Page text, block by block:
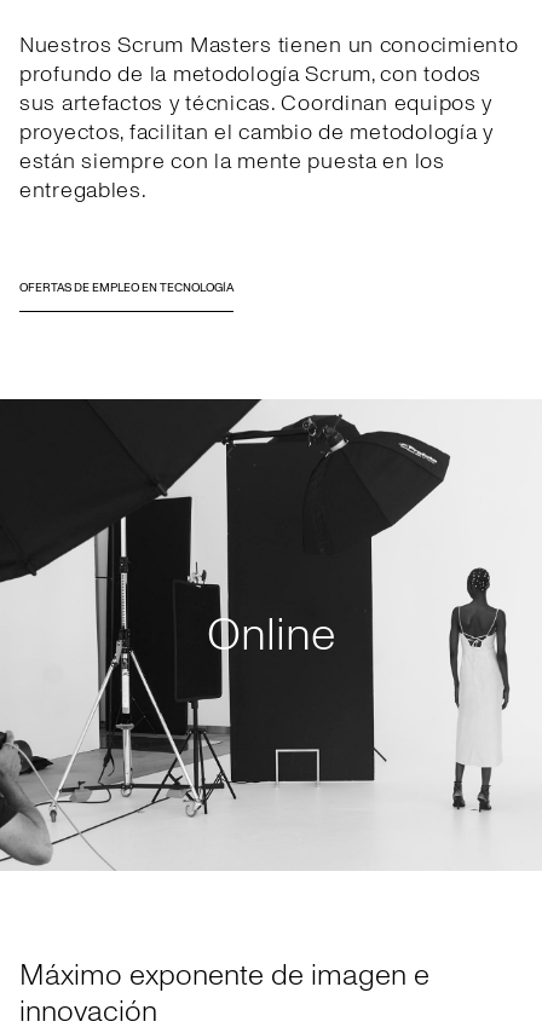
Nuestros Scrum Masters tienen un conocimiento
profundo de la metodología Scrum, con todos
sus artefactos y técnicas. Coordinan equipos y
proyectos, facilitan el cambio de metodología y
están siempre con la mente puesta en los
entregables.
OFERTAS DE EMPLEO EN TECNOLOGÍA
Online
Máximo exponente de imagen e
innovación